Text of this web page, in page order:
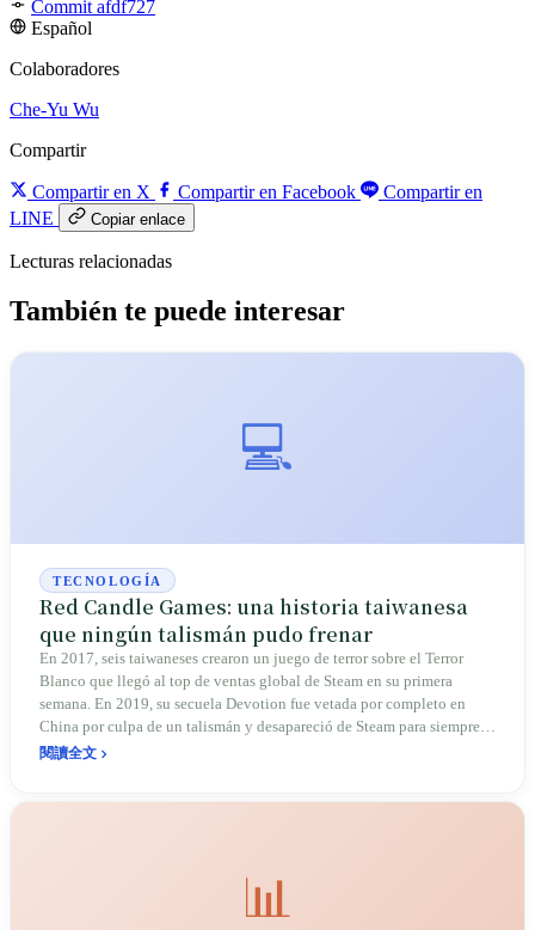
Commit afdf727
Español
Colaboradores
Che-Yu Wu
Compartir
Compartir en X Compartir en Facebook
Compartir en
LINE
Copiar enlace
Lecturas relacionadas
También te puede interesar
💻
TECNOLOGÍA
Red Candle Games: una historia taiwanesa
que ningún talismán pudo frenar
En 2017, seis taiwaneses crearon un juego de terror sobre el Terror
Blanco que llegó al top de ventas global de Steam en su primera
semana. En 2019, su secuela Devotion fue vetada por completo en
China por culpa de un talismán y desapareció de Steam para siempre.
En 2024 vendieron 800.000 copias del action-game daoísta-punk
閱讀全文
📊